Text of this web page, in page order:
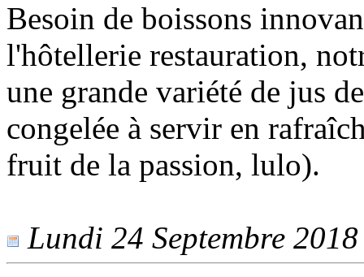
Besoin de boissons
l'hôtellerie restauration,
une grande variété de jus
congelée à servir en
fruit de la passion, lulo).
Lundi 24 Septembre